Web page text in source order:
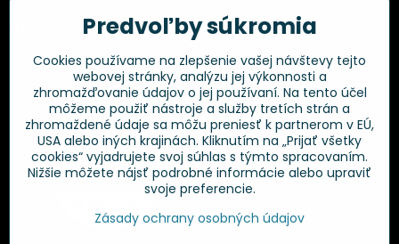
Facebook
Overené zákazníkmi
Predvoľby súkromia
Cookies používame na zlepšenie vašej návštevy tejto
webovej stránky, analýzu jej výkonnosti a
zhromažďovanie údajov o jej používaní. Na tento účel
môžeme použiť nástroje a služby tretích strán a
zhromaždené údaje sa môžu preniesť k partnerom v EÚ,
USA alebo iných krajinách. Kliknutím na „Prijať všetky
cookies“ vyjadrujete svoj súhlas s týmto spracovaním.
Nižšie môžete nájsť podrobné informácie alebo upraviť
svoje preferencie.
Zásady ochrany osobných údajov